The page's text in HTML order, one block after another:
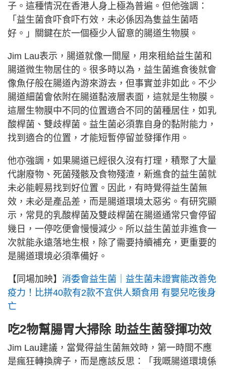
子。這種情況在香港人身上極為普遍。但他強調：
「益生菌食吓食吓冇效，未必係因為隻益生菌唔
好。」關鍵在於一個極少人留意的腸道生物膜。
Jim Lau表示，腸道就像一間屋，用來租給益生菌和
腸道微生物居住的。很多時以為，益生菌進食後就會
像魚仔般在腸道內游來游去，但事實並非如此。不少
腸道細菌會依附在腸道黏液層表面，這就是生物膜。
這層生物膜中不同的位置適合不同的菌種居住，如乳
酸桿菌、雙歧桿菌。益生菌必須靠自身的黏附能力，
找到適合的位置，才能短暫停留並發揮作用。
他亦強調，如果腸道已經很久沒有打理，積聚了大量
代謝廢物、死菌殘骸及食物殘渣，新進食的益生菌就
未必能輕易找到好位置。因此，有時覺得益生菌無
效，未必是產品差，而是腸道環境太惡劣。有研究顯
示，常見的乳酸桿菌及雙歧桿菌在腸道通常只會停留
幾日，一停吃便會慢慢減少。所以益生菌並非進食一
次就能永遠落地生根，除了需要持續補充，更重要的
是腸道環境必須準備好。
【同場加映】 消委會益生菌｜益生菌未證實能改善免
疫力！比拼40款有2款不宜供人類食用 有嬰兒吃後身
亡
吃2物幫腸胃大掃除 助益生菌發揮功效
Jim Lau建議，當覺得益生菌無效時，第一時間不應
是瘋狂轉換牌子，而是應該反思：「我嘅腸道環境係